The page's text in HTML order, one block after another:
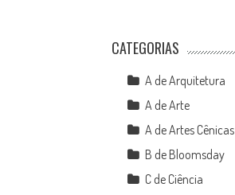
CATEGORIAS
A de Arquitetura
A de Arte
A de Artes Cênicas
B de Bloomsday
C de Ciência